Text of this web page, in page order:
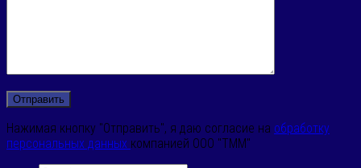
Нажимая кнопку "Отправить", я даю согласие на обработку
персональных данных компанией ООО "ТММ"